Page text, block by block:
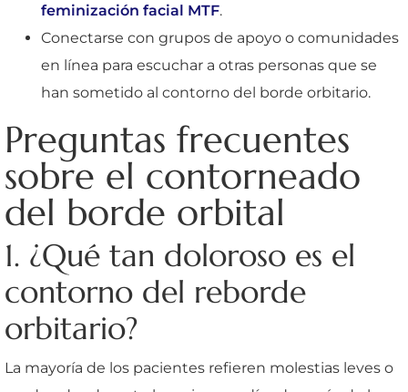
feminización facial MTF.
Conectarse con grupos de apoyo o comunidades
en línea para escuchar a otras personas que se
han sometido al contorno del borde orbitario.
Preguntas frecuentes
sobre el contorneado
del borde orbital
1. ¿Qué tan doloroso es el
contorno del reborde
orbitario?
La mayoría de los pacientes refieren molestias leves o